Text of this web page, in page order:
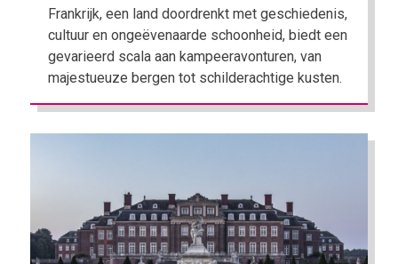
Frankrijk, een land doordrenkt met geschiedenis,
cultuur en ongeëvenaarde schoonheid, biedt een
gevarieerd scala aan kampeeravonturen, van
majestueuze bergen tot schilderachtige kusten.